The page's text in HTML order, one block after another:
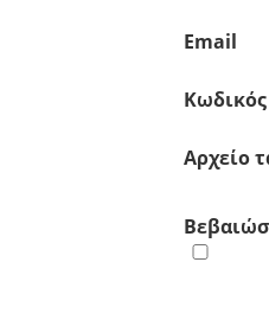
Email
Αρχείo